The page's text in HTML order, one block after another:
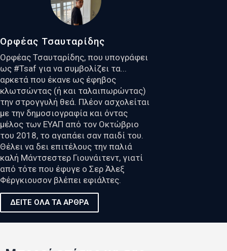
Ορφέας Τσαυταρίδης
Ορφέας Τσαυταρίδης, που υπογράφει
ως #Tsaf για να συμβολίζει τα...
αρκετά που έκανε ως έφηβος
κλωτσώντας (ή και ταλαιπωρώντας)
την στρογγυλή θεά. Πλέον ασχολείται
με την δημοσιογραφία και όντας
μέλος των ΕΥΑΠ από τον Οκτώβριο
του 2018, το αγαπάει σαν παιδί του.
Θέλει να δει επιτέλους την παλιά
καλή Μάντσεστερ Γιουνάιτεντ, γιατί
από τότε που έφυγε ο Σερ Άλεξ
Φέργκιουσον βλέπει εφιάλτες.
ΔΕΙΤΕ ΟΛΑ ΤΑ ΑΡΘΡΑ